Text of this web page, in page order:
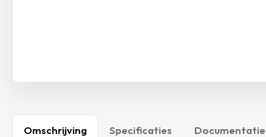
Omschrijving Specificaties Documentatie